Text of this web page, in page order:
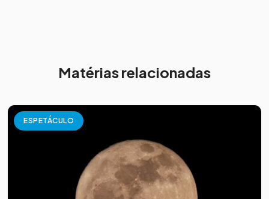
Matérias relacionadas
ESPETÁCULO